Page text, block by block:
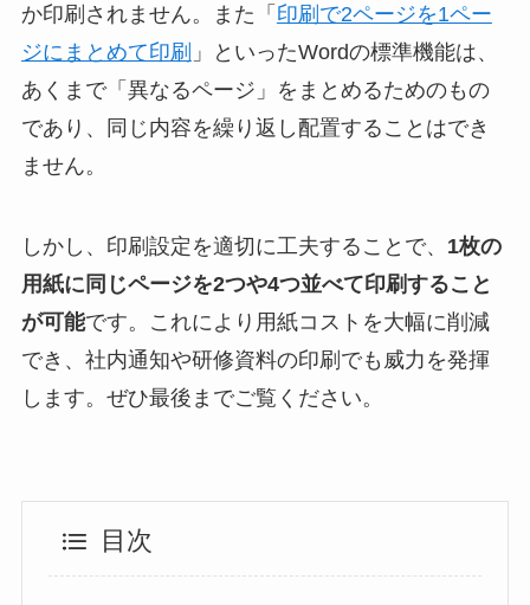
か印刷されません。また「 印刷で2ページを1ペー
ジにまとめて印刷 」といったWordの標準機能は、
あくまで「異なるページ」をまとめるためのもの
であり、同じ内容を繰り返し配置することはでき
ません。
しかし、印刷設定を適切に工夫することで、 1枚の
用紙に同じページを2つや4つ並べて印刷すること
が可能です。これにより用紙コストを大幅に削減
でき、社内通知や研修資料の印刷でも威力を発揮
します。ぜひ最後までご覧ください。
目次